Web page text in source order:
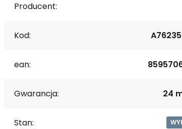
Producent:
Kod:
ean:
Gwarancja: 24
Stan: